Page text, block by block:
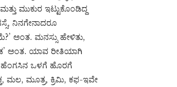
ಮುಕುರ ಇಟ್ಟುಕೊಂಡಿದ್ದ
ನಿನಗೇನಾದರೂ
ಅಂತ. ಮನಸ್ಸು ಹೇಳಿತು,
ಅಂತ. ಯಾವ ರೀತಿಯಾಗಿ
ಒಳಗೆ ಹೊರಗೆ
ಮಲ, ಮೂತ್ರ, ಕ್ರಿಮಿ, ಕಫ-ಇವೇ